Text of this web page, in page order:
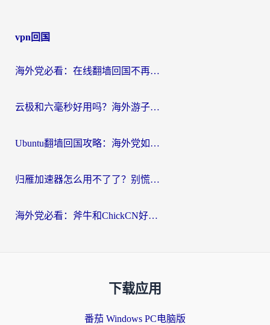
vpn回国
海外党必看：在线翻墙回国不再难！教你选对加速器无缝刷国内资源
云极和六毫秒好用吗？海外游子解锁国内资源的真实答案
Ubuntu翻墙回国攻略：海外党如何选对加速器，无缝刷国内剧玩游戏？
归雁加速器怎么用不了了？别慌，这篇指南教你如何丝滑“回家”
海外党必看：斧牛和ChickCN好用吗？3款热门加速器实测+番茄加速器深度体验
下载应用
番茄 Windows PC电脑版